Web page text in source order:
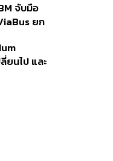
ต่อ ‘ไทย
ฟส 2 มี
จับมือ
ยก
บบเรียล
ยนไป และ